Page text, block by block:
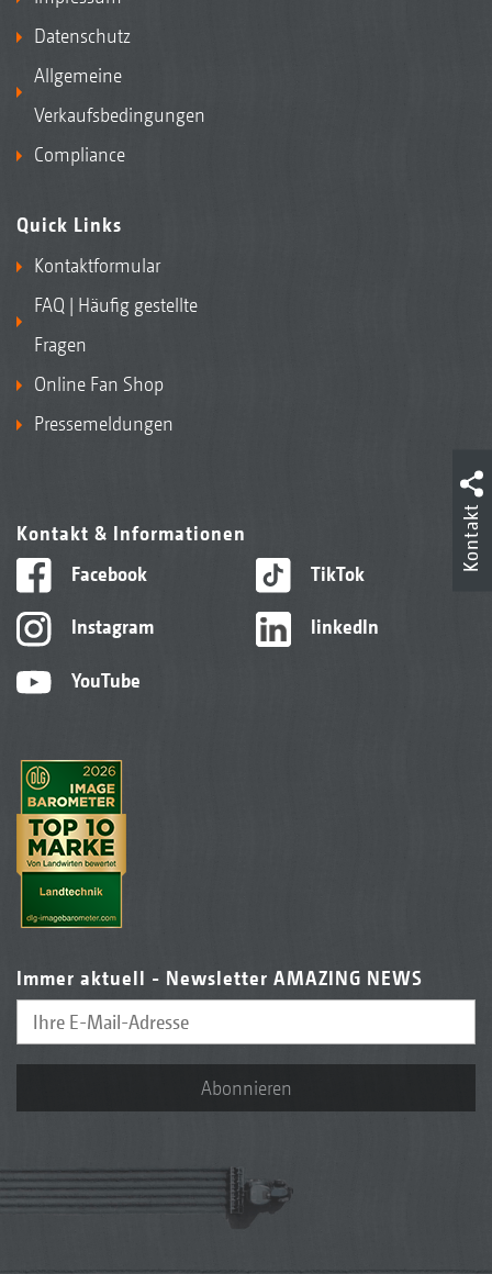
Datenschutz
Allgemeine
Verkaufsbedingungen
Compliance
Quick Links
Kontaktformular
FAQ | Häufig gestellte
Fragen
Online Fan Shop
Pressemeldungen
Kontakt & Informationen
Facebook
Instagram
YouTube
TikTok
linkedIn
Immer aktuell - Newsletter AMAZING NEWS
Abonnieren
Kontakt